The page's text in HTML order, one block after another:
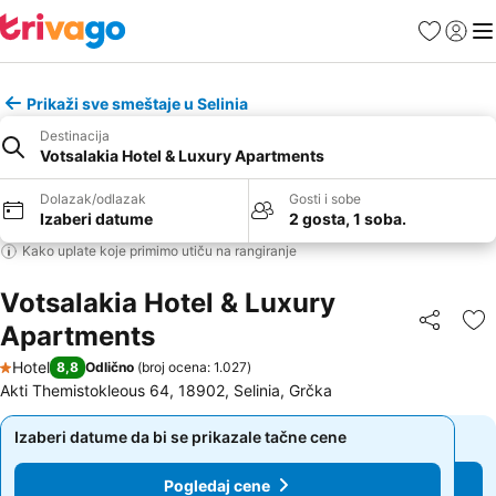
FavoritiPrijavi
Prikaži sve smeštaje u Selinia
Destinacija
Votsalakia Hotel & Luxury Apartments
Dolazak/odlazak
Izaberi datume
Gosti i sobe
2 gosta, 1 soba.
Kako uplate koje primimo utiču na rangiranje
Votsalakia Hotel & Luxury
Apartments
Deli
1 Zvezdice
Hotel 8,8 Odlično (broj ocena: 1.027)
Akti Themistokleous 64, 18902, Selinia, Grčka
Izaberi datume da bi se prikazale tačne cene
Pogledaj cene
Izaberi datume da bi se prikazale tačne cene
Pogledaj cene